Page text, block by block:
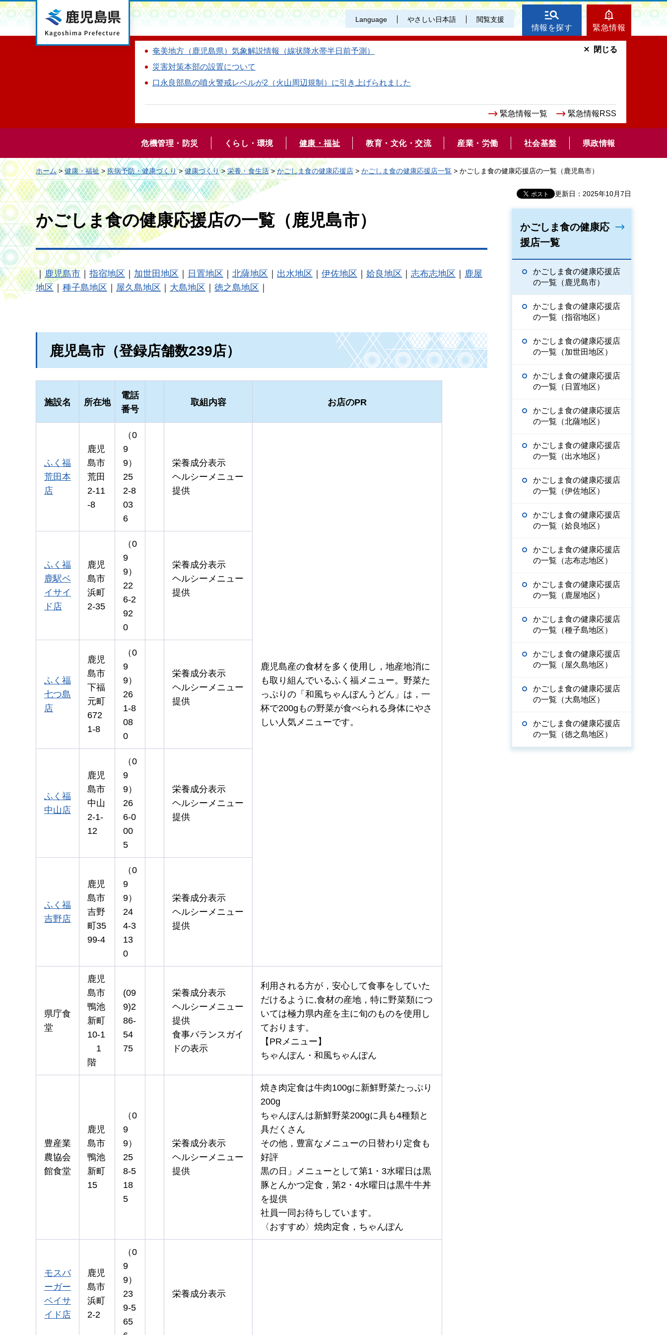
鹿児島県 Language やさしい日本語 閲覧支援
情報を探す 緊急情報
奄美地方（鹿児島県）気象解説情報（線状降水帯半日前予測）
災害対策本部の設置について
口永良部島の噴火警戒レベルが2（火山周辺規制）に引き上げられました
緊急情報一覧 緊急情報RSS
閉じる
危機管理・防災 くらし・環境 健康・福祉 教育・文化・交流 産業・労働 社会基盤 県政情報
ホーム>健康・福祉>疾病予防・健康づくり>健康づくり>栄養・食生活>かごしま食の健康応援店 > かごしま食の健康応援店一覧 > かごしま食の健康応援店の一覧（鹿児島市）
更新日：2025年10月7日
かごしま食の健康応援店の一覧（鹿児島市）
｜鹿児島市 ｜ 指宿地区 ｜ 加世田地区 ｜ 日置地区 ｜ 北薩地区 ｜ 出水地区 ｜ 伊佐地区 ｜ 姶良地区 ｜ 志布志地区 ｜ 鹿屋
地区 ｜ 種子島地区 ｜ 屋久島地区 ｜ 大島地区 ｜ 徳之島地区 ｜
鹿児島市（登録店舗数239店）
施設名 所在地
電話
番号
取組内容 お店のPR
ふく福
荒田本
店
鹿児
島市
荒田
2-11
-8
（0
9
9）
25
2-8
03
6
栄養成分表示
ヘルシーメニュー
提供
鹿児島産の食材を多く使用し，地産地消に
も取り組んでいるふく福メニュー。野菜た
っぷりの「和風ちゃんぽんうどん」は，一
杯で200gもの野菜が食べられる身体にやさ
しい人気メニューです。
ふく福
鹿駅ベ
イサイ
ド店
鹿児
島市
浜町
2-35
（0
9
9）
22
6-2
92
0
栄養成分表示
ヘルシーメニュー
提供
ふく福
七つ島
店
鹿児
島市
下福
元町
672
1-8
（0
9
9）
26
1-8
08
0
栄養成分表示
ヘルシーメニュー
提供
ふく福
中山店
鹿児
島市
中山
2-1-
12
（0
9
9）
26
6-0
00
5
栄養成分表示
ヘルシーメニュー
提供
ふく福
吉野店
鹿児
島市
吉野
町35
99-4
（0
9
9）
24
4-3
13
0
栄養成分表示
ヘルシーメニュー
提供
県庁食
堂
鹿児
島市
鴨池
新町
10-1
1
階
(09
9)2
86-
54
75
栄養成分表示
ヘルシーメニュー
提供
食事バランスガイ
ドの表示
利用される方が，安心して食事をしていた
だけるように,食材の産地，特に野菜類につ
いては極力県内産を主に旬のものを使用し
ております。
【PRメニュー】
ちゃんぽん・和風ちゃんぽん
豊産業
農協会
館食堂
鹿児
島市
鴨池
新町
15
（0
9
9）
25
8-5
18
5
栄養成分表示
ヘルシーメニュー
提供
焼き肉定食は牛肉100gに新鮮野菜たっぷり
200g
ちゃんぽんは新鮮野菜200gに具も4種類と
具だくさん
その他，豊富なメニューの日替わり定食も
好評
黒の日」メニューとして第1・3水曜日は黒
豚とんかつ定食，第2・4水曜日は黒牛牛丼
を提供
社員一同お待ちしています。
〈おすすめ〉焼肉定食，ちゃんぽん
モスバ
ーガー
ベイサ
イド店
鹿児
島市
浜町
2-2
（0
9
9）
23
9-5
65
栄養成分表示
かごしま食の健康応
援店一覧
かごしま食の健康応援店
の一覧（鹿児島市）
かごしま食の健康応援店
の一覧（指宿地区）
かごしま食の健康応援店
の一覧（加世田地区）
かごしま食の健康応援店
の一覧（日置地区）
かごしま食の健康応援店
の一覧（北薩地区）
かごしま食の健康応援店
の一覧（出水地区）
かごしま食の健康応援店
の一覧（伊佐地区）
かごしま食の健康応援店
の一覧（姶良地区）
かごしま食の健康応援店
の一覧（志布志地区）
かごしま食の健康応援店
の一覧（鹿屋地区）
かごしま食の健康応援店
の一覧（種子島地区）
かごしま食の健康応援店
の一覧（屋久島地区）
かごしま食の健康応援店
の一覧（大島地区）
かごしま食の健康応援店
の一覧（徳之島地区）